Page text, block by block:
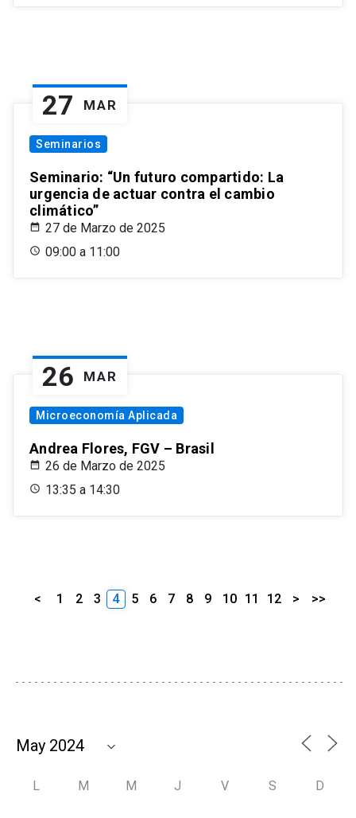
27 MAR
Seminarios
Seminario: “Un futuro compartido: La
urgencia de actuar contra el cambio
climático”
27 de Marzo de 2025
09:00 a 11:00
26 MAR
Microeconomía Aplicada
Andrea Flores, FGV – Brasil
26 de Marzo de 2025
13:35 a 14:30
< 1 2 3 4 5 6 7 8 9 10 11 12 > >>
L M M J V S D